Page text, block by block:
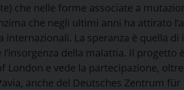
che nelle forme associate a
che negli ultimi anni ha attirato
internazionali. La speranza è quella di
della malattia. Il progetto
London e vede la partecipazione,
anche del Deutsches Zentrum für